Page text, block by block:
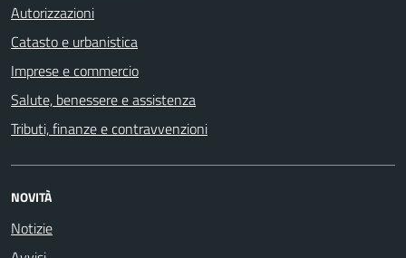
Autorizzazioni
Catasto e urbanistica
Imprese e commercio
Salute, benessere e assistenza
Tributi, finanze e contravvenzioni
NOVITÀ
Notizie